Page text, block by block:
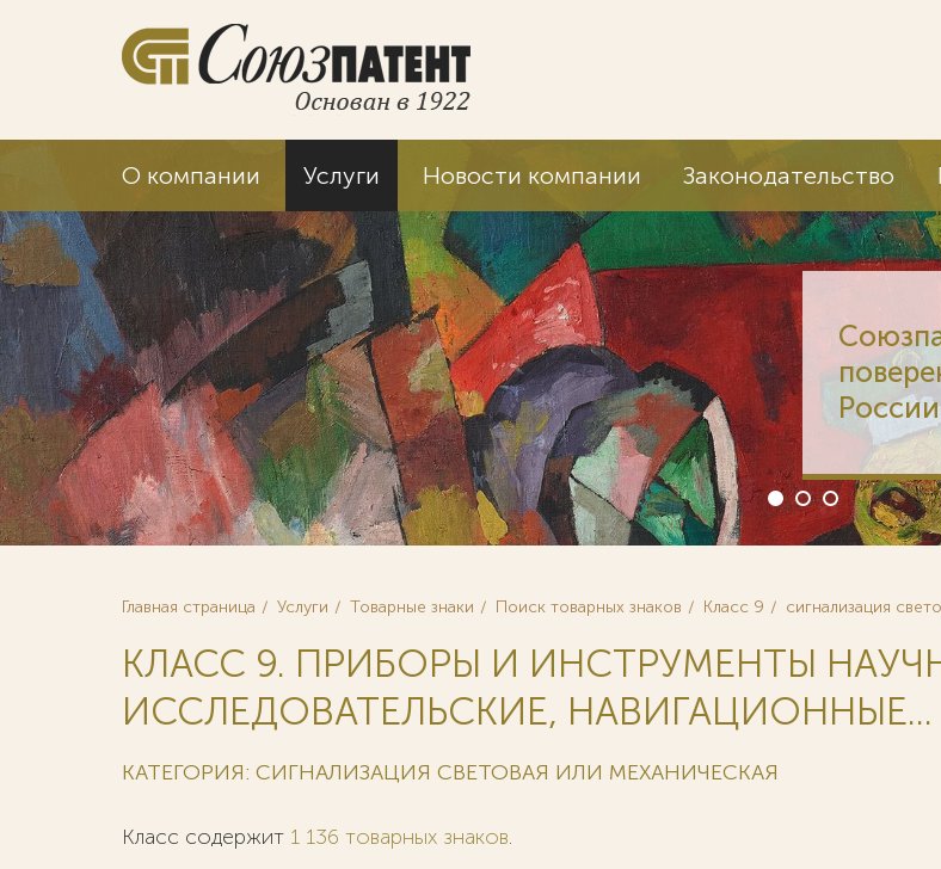
О компании Услуги Новости компании Законодательство
России
Главная страница Услуги Товарные знаки Поиск товарных знаков Класс 9 сигнализация
КЛАСС 9. ПРИБОРЫ И ИНСТРУМЕНТЫ
ИССЛЕДОВАТЕЛЬСКИЕ, НАВИГАЦИОННЫЕ...
КАТЕГОРИЯ: СИГНАЛИЗАЦИЯ СВЕТОВАЯ ИЛИ МЕХАНИЧЕСКАЯ
Класс содержит 1 136 товарных знаков.